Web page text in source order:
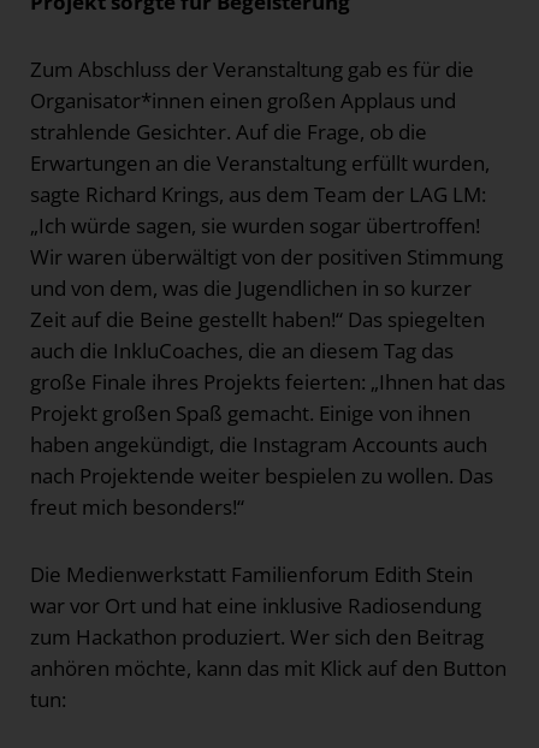
Zum Abschluss der Veranstaltung gab es für die
Organisator*innen einen großen Applaus und
strahlende Gesichter. Auf die Frage, ob die
Erwartungen an die Veranstaltung erfüllt wurden,
sagte Richard Krings, aus dem Team der LAG LM:
„Ich würde sagen, sie wurden sogar übertroffen!
Wir waren überwältigt von der positiven Stimmung
und von dem, was die Jugendlichen in so kurzer
Zeit auf die Beine gestellt haben!“ Das spiegelten
auch die InkluCoaches, die an diesem Tag das
große Finale ihres Projekts feierten: „Ihnen hat das
Projekt großen Spaß gemacht. Einige von ihnen
haben angekündigt, die Instagram Accounts auch
nach Projektende weiter bespielen zu wollen. Das
freut mich besonders!“
Die Medienwerkstatt Familienforum Edith Stein
war vor Ort und hat eine inklusive Radiosendung
zum Hackathon produziert. Wer sich den Beitrag
anhören möchte, kann das mit Klick auf den Button
tun: